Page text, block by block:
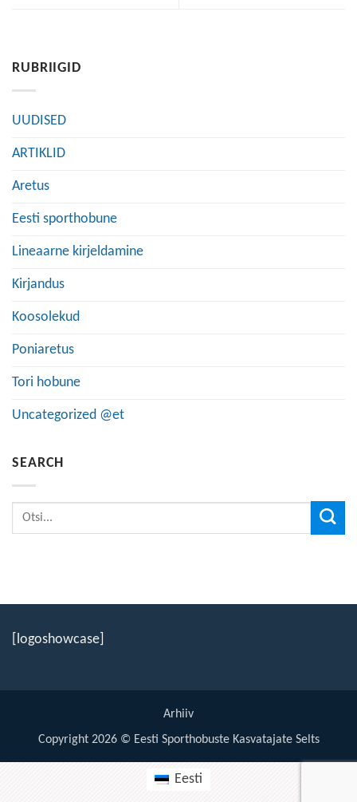
RUBRIIGID
UUDISED
ARTIKLID
Aretus
Eesti sporthobune
Lineaarne kirjeldamine
Kirjandus
Koosolekud
Poniaretus
Tori hobune
Uncategorized @et
SEARCH
[logoshowcase]
Arhiiv
Copyright 2026 © Eesti Sporthobuste Kasvatajate Selts
Eesti